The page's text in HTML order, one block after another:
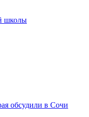
школы
обсудили в Сочи